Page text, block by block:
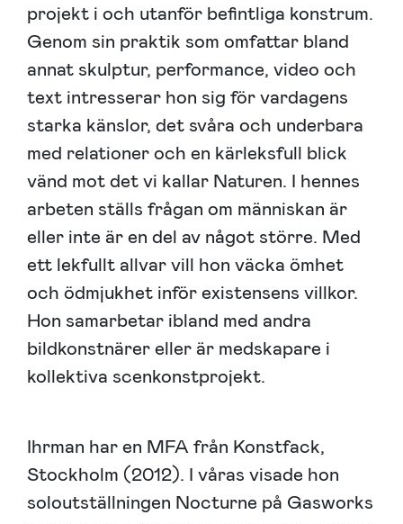
projekt i och utanför befintliga konstrum.
Genom sin praktik som omfattar bland
annat skulptur, performance, video och
text intresserar hon sig för vardagens
starka känslor, det svåra och underbara
med relationer och en kärleksfull blick
vänd mot det vi kallar Naturen. I hennes
arbeten ställs frågan om människan är
eller inte är en del av något större. Med
ett lekfullt allvar vill hon väcka ömhet
och ödmjukhet inför existensens villkor.
Hon samarbetar ibland med andra
bildkonstnärer eller är medskapare i
kollektiva scenkonstprojekt.
Ihrman har en MFA från Konstfack,
Stockholm (2012). I våras visade hon
soloutställningen Nocturne på Gasworks